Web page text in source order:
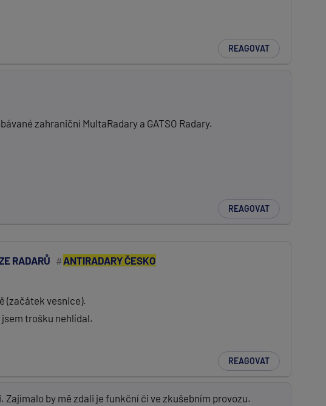
REAGOVAT
zahraniční MultaRadary a GATSO Radary.
REAGOVAT
RADARŮ
ANTIRADARY ČESKO
(začátek vesnice).
trošku nehlídal.
REAGOVAT
by mě zdali je funkční či ve zkušebním provozu.